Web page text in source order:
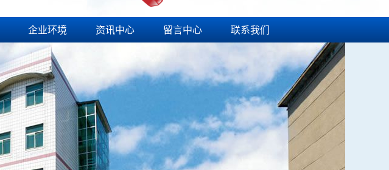
企业环境 资讯中心 留言中心 联系我们